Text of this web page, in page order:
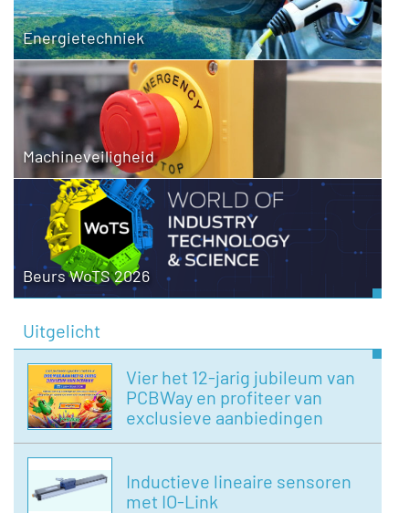
Energietechniek
Machineveiligheid
Beurs WoTS 2026
Uitgelicht
Vier het 12-jarig jubileum van
PCBWay en profiteer van
exclusieve aanbiedingen
Inductieve lineaire sensoren
met IO-Link